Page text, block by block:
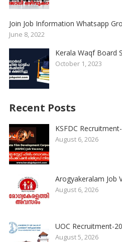
Join Job Information Whatsapp
June 8, 2022
Kerala Waqf Board
October 1, 2023
Recent Posts
KSFDC
August 6, 2026
Arogyakeralam Job
August 6, 2026
UOC Recruitment-
August 5, 2026